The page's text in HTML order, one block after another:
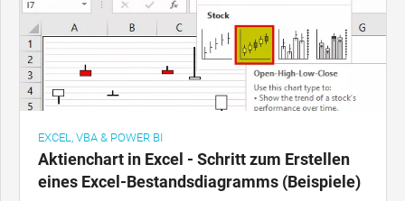
EXCEL, VBA & POWER BI
Aktienchart in Excel - Schritt zum Erstellen
eines Excel-Bestandsdiagramms (Beispiele)